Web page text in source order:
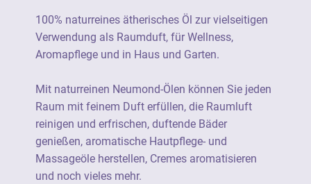
vielseitigen Verwendung als Raumduft, für
Wellness, Aromapflege und in Haus und
Garten.
Nicht unverdünnt auf die Haut auftragen.
Kontakt mit Augen und Schleimhäuten
vermeiden. Darf nicht in die Hände von
Kindern gelangen.
Ätherische Öle von Neumond sind 100%
100% naturreines ätherisches Öl zur vielseitigen
Verwendung als Raumduft, für Wellness,
Aromapflege und in Haus und Garten.
Mit naturreinen Neumond-Ölen können Sie jeden
Raum mit feinem Duft erfüllen, die Raumluft
reinigen und erfrischen, duftende Bäder
genießen, aromatische Hautpflege- und
Massageöle herstellen, Cremes aromatisieren
und noch vieles mehr.